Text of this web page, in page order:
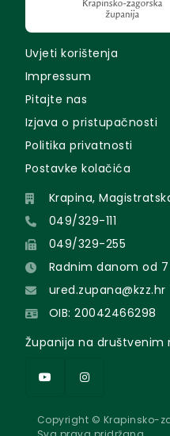
Uvjeti korištenja
Impressum
Pitajte nas
Izjava o pristupačnosti
Politika privatnosti
Postavke kolačića
Krapina,
049/329-111
049/329-255
Radnim danom od 7
ured.zupana@kzz.hr
OIB: 20042466298
Županija na društvenim
Copyright © Krapinsko-